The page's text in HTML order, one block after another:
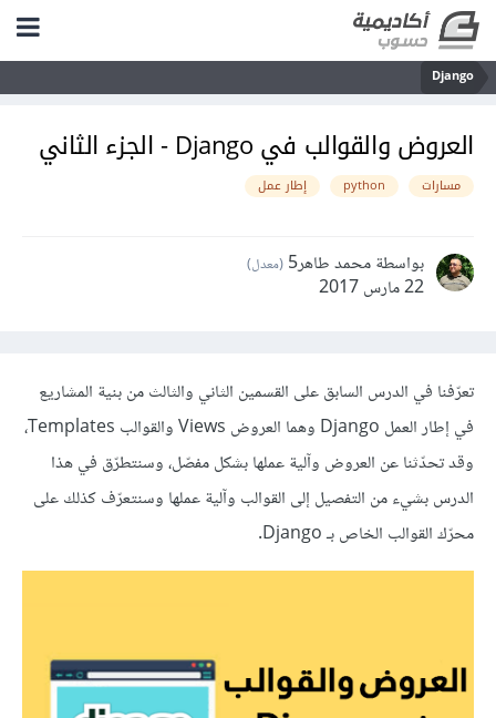
Django
العروض والقوالب في Django - الجزء الثاني
مسارات python إطار عمل
بواسطة محمد طاهر5 (معدل)
22 مارس 2017
تعرّفنا في الدرس السابق على القسمين الثاني والثالث من بنية المشاريع
في إطار العمل Django وهما العروض Views والقوالب Templates،
وقد تحدّثنا عن العروض وآلية عملها بشكل مفصّل، وسنتطرّق في هذا
الدرس بشيء من التفصيل إلى القوالب وآلية عملها وسنتعرّف كذلك على
محرّك القوالب الخاص بـ Django.